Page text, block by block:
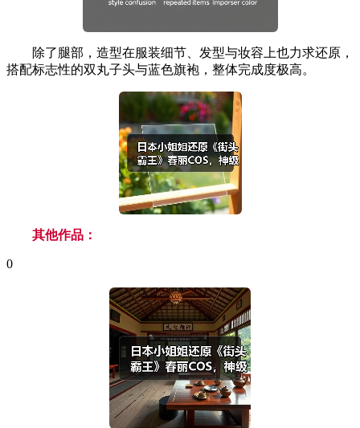
除了腿部，造型在服装细节、发型与妆容上也力求还原，
搭配标志性的双丸子头与蓝色旗袍，整体完成度极高。
其他作品：
0